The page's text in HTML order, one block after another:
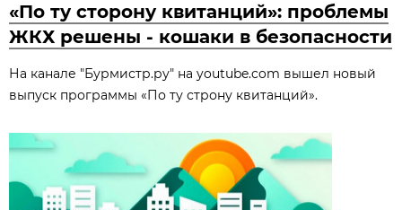
«По ту сторону квитанций»: проблемы
ЖКХ решены - кошаки в безопасности
На канале "Бурмистр.ру" на youtube.com вышел новый
выпуск программы «По ту строну квитанций».